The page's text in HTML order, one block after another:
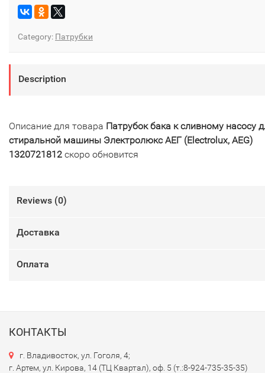
Category: Патрубки
Description
Описание для товара Патрубок бака к сливному насосу
стиральной машины Электролюкс АЕГ (Electrolux, AEG)
1320721812 скоро обновится
Reviews (0)
Доставка
Оплата
КОНТАКТЫ
г. Владивосток, ул. Гоголя, 4;
г. Артем, ул. Кирова, 14 (ТЦ Квартал), оф. 5 (т.:8-924-735-35-35)